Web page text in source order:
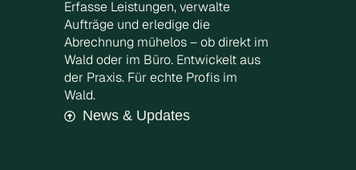
Erfasse Leistungen, verwalte
Aufträge und erledige die
Abrechnung mühelos – ob direkt im
Wald oder im Büro. Entwickelt aus
der Praxis. Für echte Profis im
Wald.
News & Updates